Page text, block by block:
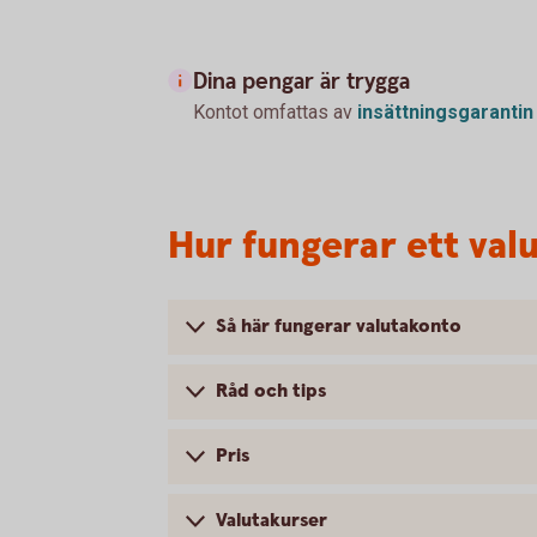
Dina pengar är trygga
Kontot omfattas av insättningsgarantin
Hur fungerar ett
Så här fungerar valutakonto
Råd och tips
Pris
Valutakurser